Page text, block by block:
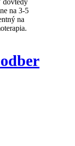
dovtedy
na 3-5
na